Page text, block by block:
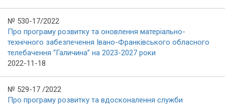
№ 530-17/2022
Про програму розвитку та оновлення матеріально-
технічного забезпечення Івано-Франківського обласного
телебачення “Галичина” на 2023-2027 роки
2022-11-18
№ 529-17 /2022
Про програму розвитку та вдосконалення служби